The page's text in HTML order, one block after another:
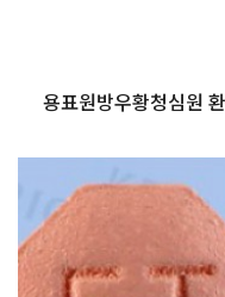
용표원방우황청심원